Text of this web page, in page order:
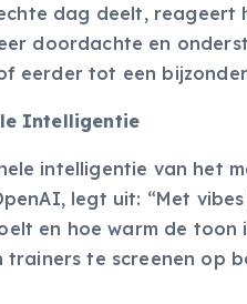
dag deelt, reageert
doordachte en
eerder tot een
Intelligentie
intelligentie van het
legt uit: “Met
en hoe warm de
te screenen op